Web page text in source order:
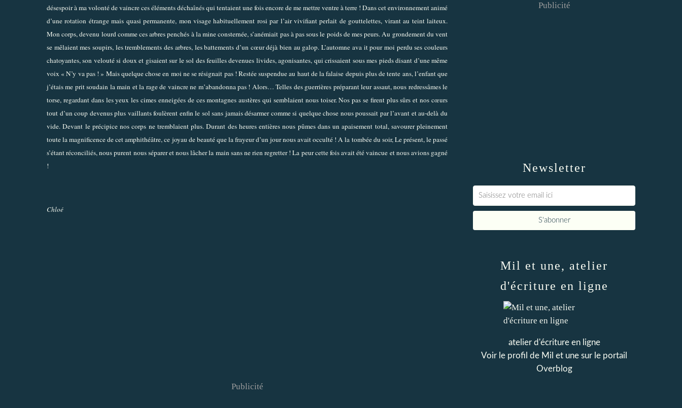
désespoir à ma volonté de vaincre ces éléments déchaînés qui tentaient une fois encore de me mettre ventre à terre ! Dans cet environnement animé
d’une rotation étrange mais quasi permanente, mon visage habituellement rosi par l’air vivifiant perlait de gouttelettes, virant au teint laiteux.
Mon corps, devenu lourd comme ces arbres penchés à la mine consternée, s’anémiait pas à pas sous le poids de mes peurs. Au grondement du vent
se mêlaient mes soupirs, les tremblements des arbres, les battements d’un cœur déjà bien au galop. L’automne ava it pour moi perdu ses couleurs
chatoyantes, son velouté si doux et gisaient sur le sol des feuilles devenues livides, agonisantes, qui crissaient sous mes pieds disant d’une même
voix « N’y va pas ! » Mais quelque chose en moi ne se résignait pas ! Restée suspendue au haut de la falaise depuis plus de tente ans, l’enfant que
j’étais me prit soudain la main et la rage de vaincre ne m’abandonna pas ! Alors… Telles des guerrières préparant leur assaut, nous redressâmes le
torse, regardant dans les yeux les cimes enneigées de ces montagnes austères qui semblaient nous toiser. Nos pas se firent plus sûrs et nos cœurs
tout d’un coup devenus plus vaillants foulèrent enfin le sol sans jamais désarmer comme si quelque chose nous poussait par l’avant et au-delà du
vide. Devant le précipice nos corps ne tremblaient plus. Durant des heures entières nous pûmes dans un apaisement total, savourer pleinement
toute la magnificence de cet amphithéâtre, ce joyau de beauté que la frayeur d’un jour nous avait occulté ! A la tombée du soir, Le présent, le passé
s’étant réconciliés, nous purent nous séparer et nous lâcher la main sans ne rien regretter ! La peur cette fois avait été vaincue et nous avions gagné
!
Chloé
Publicité
Newsletter
Publicité
Mil et une, atelier
d'écriture en ligne
atelier d'écriture en ligne
Voir le profil de Mil et une sur le portail
Overblog